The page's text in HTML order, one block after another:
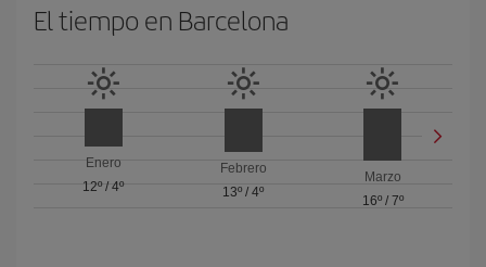
El tiempo en Barcelona
Enero
12º/4º
Febrero
13º / 4º
Marzo
16º/ 7º